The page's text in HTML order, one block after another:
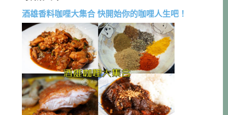
酒雄香料咖哩大集合 快開始你的咖哩人生吧！